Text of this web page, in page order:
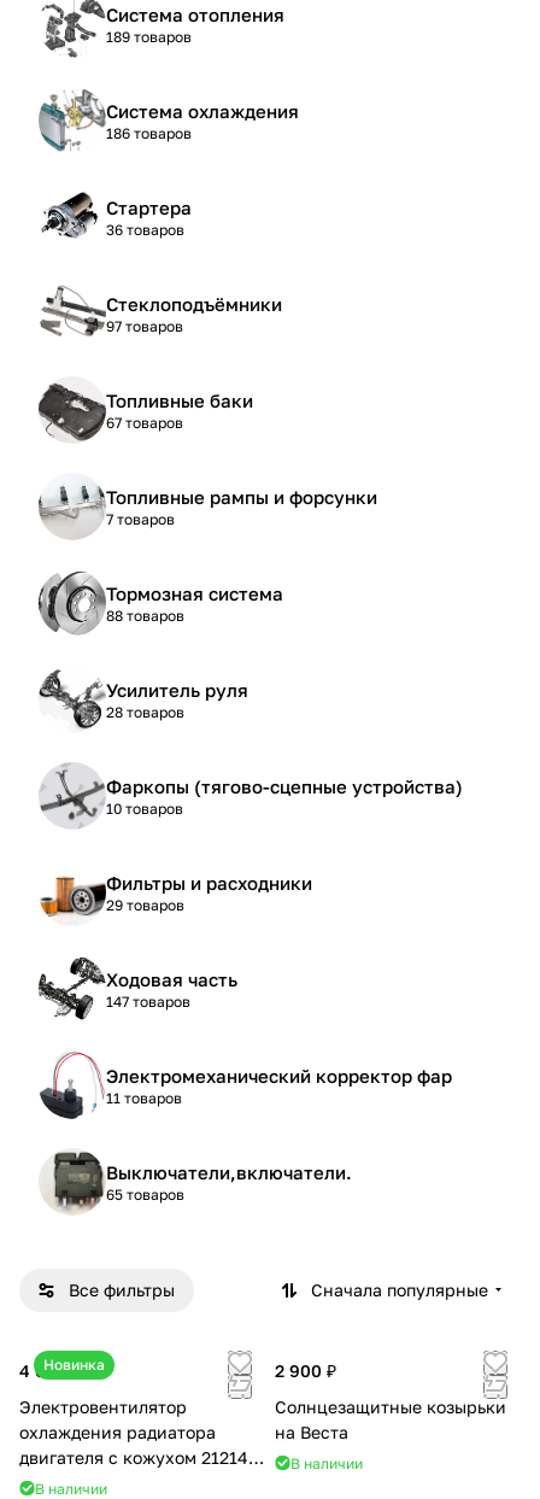
Система отопления
189 товаров
Система охлаждения
186 товаров
Стартера
36 товаров
Стеклоподъёмники
97 товаров
Топливные баки
67 товаров
Топливные рампы и форсунки
7 товаров
Тормозная система
88 товаров
Усилитель руля
28 товаров
Фаркопы (тягово-сцепные устройства)
10 товаров
Фильтры и расходники
29 товаров
Ходовая часть
147 товаров
Электромеханический корректор фар
11 товаров
Выключатели,включатели.
65 товаров
Все фильтры Сначала популярные
Новинка
4 600 ₽
Электровентилятор
охлаждения радиатора
двигателя с кожухом 21214
2121-21213 ВАЛЕЕ 95
В наличии
2 900 ₽
Солнцезащитные козырьки
на Веста
В наличии